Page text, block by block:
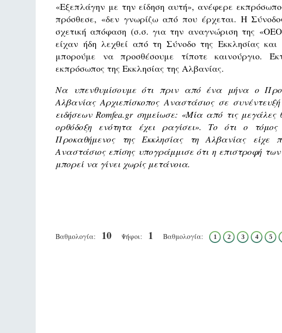
«Εξεπλάγην με την είδηση αυτή», ανέφερε
πρόσθεσε, «δεν γνωρίζω από που έρχεται. Η
σχετική απόφαση (σ.σ. για την αναγνώριση της
είχαν ήδη λεχθεί από τη Σύνοδο της Εκκλησίας
μπορούμε να προσθέσουμε τίποτε καινούργιο.
εκπρόσωπος της Εκκλησίας της Αλβανίας.
Να υπενθυμίσουμε ότι πριν από ένα μήνα ο
Αλβανίας Αρχιεπίσκοπος Αναστάσιος σε
ειδήσεων Romfea.gr σημείωσε: «Μία από τις μεγάλες
ορθόδοξη ενότητα έχει ραγίσει». Το ότι ο
Προκαθήμενος της Εκκλησίας τη Αλβανίας
Αναστάσιος επίσης υπογράμμισε ότι η επιστροφή
μπορεί να γίνει χωρίς μετάνοια.
Βαθμολογία: 10 Ψήφοι: 1 Βαθμολογία: 1 2 3 4 5